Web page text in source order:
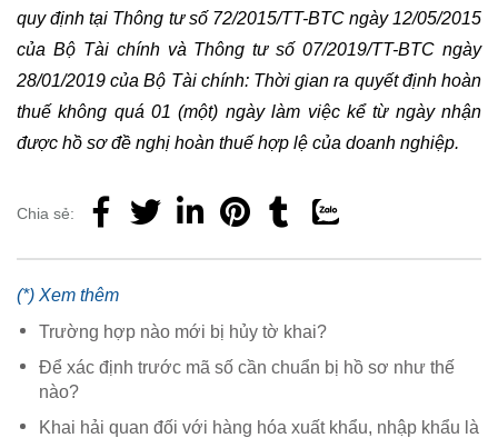
quy định tại Thông tư số 72/2015/TT-BTC ngày 12/05/2015
của Bộ Tài chính và Thông tư số 07/2019/TT-BTC ngày
28/01/2019 của Bộ Tài chính: Thời gian ra quyết định hoàn
thuế không quá 01 (một) ngày làm việc kể từ ngày nhận
được hồ sơ đề nghị hoàn thuế hợp lệ của doanh nghiệp.
Chia sẻ:
(*) Xem thêm
Trường hợp nào mới bị hủy tờ khai?
Để xác định trước mã số cần chuẩn bị hồ sơ như thế
nào?
Khai hải quan đối với hàng hóa xuất khẩu, nhập khẩu là